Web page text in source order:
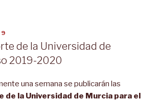
caravana
Salud”
de la Universidad de
2019-2020
una semana se publicarán las
de la Universidad de Murcia para el